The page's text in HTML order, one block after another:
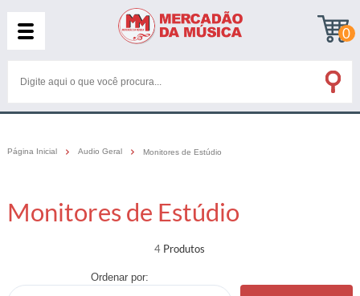
0
Página Inicial Audio Geral Monitores de Estúdio
Monitores de Estúdio
4
Ordenar por: